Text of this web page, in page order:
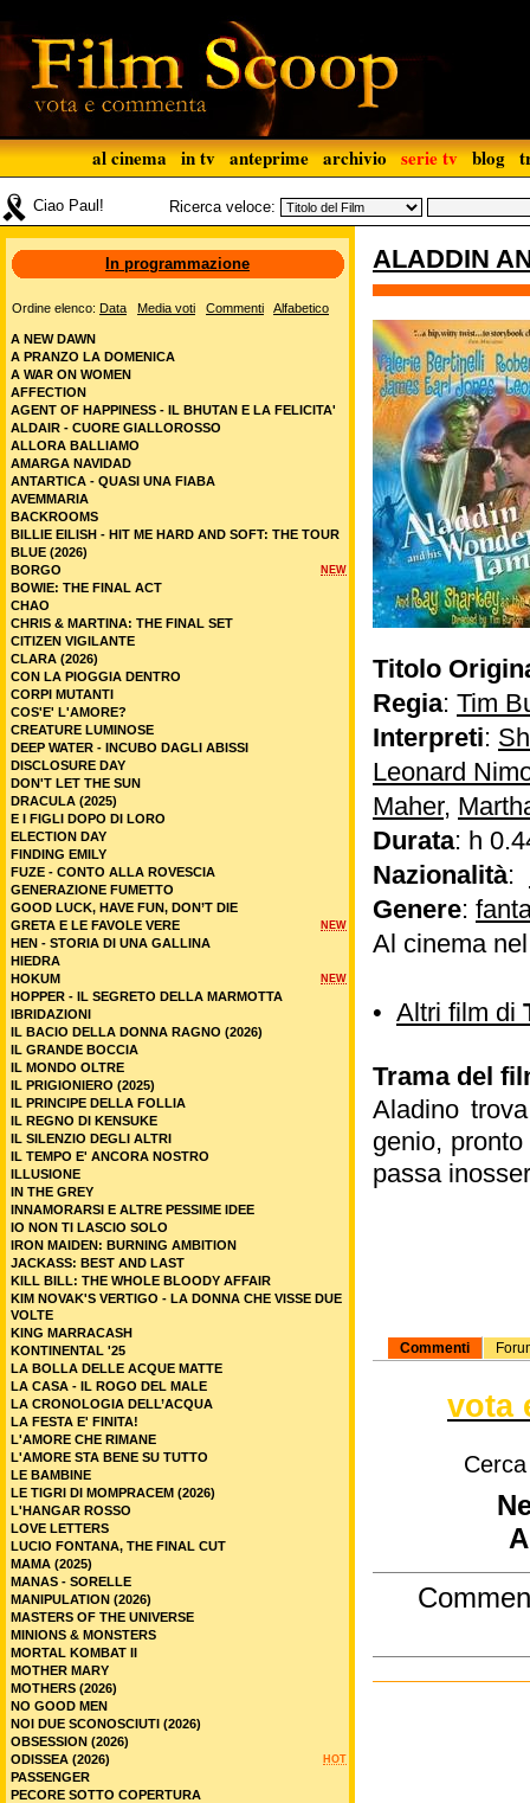
al cinema in tv anteprime archivio serie tv blog
Ciao Paul! Ricerca veloce:
ALADDIN
Titolo
Regia: Tim
Interpreti:
Leonard
Maher,
Durata: h
Nazionalità:
Genere:
Al cinema
• Altri film di
Trama del
Aladino
genio,
passa
Commenti
vota
In programmazione
Ordine elenco: Data Media voti Commenti Alfabetico
A NEW DAWN
A PRANZO LA DOMENICA
A WAR ON WOMEN
AFFECTION
AGENT OF HAPPINESS - IL BHUTAN E LA FELICITA'
ALDAIR - CUORE GIALLOROSSO
ALLORA BALLIAMO
AMARGA NAVIDAD
ANTARTICA - QUASI UNA FIABA
AVEMMARIA
BACKROOMS
BILLIE EILISH - HIT ME HARD AND SOFT: THE TOUR
BLUE (2026)
NEW
BORGO
BOWIE: THE FINAL ACT
CHAO
CHRIS & MARTINA: THE FINAL SET
CITIZEN VIGILANTE
CLARA (2026)
CON LA PIOGGIA DENTRO
CORPI MUTANTI
COS'E' L'AMORE?
CREATURE LUMINOSE
DEEP WATER - INCUBO DAGLI ABISSI
DISCLOSURE DAY
DON'T LET THE SUN
DRACULA (2025)
E I FIGLI DOPO DI LORO
ELECTION DAY
FINDING EMILY
FUZE - CONTO ALLA ROVESCIA
GENERAZIONE FUMETTO
GOOD LUCK, HAVE FUN, DON’T DIE
NEW
GRETA E LE FAVOLE VERE
HEN - STORIA DI UNA GALLINA
HIEDRA
NEW
HOKUM
HOPPER - IL SEGRETO DELLA MARMOTTA
IBRIDAZIONI
IL BACIO DELLA DONNA RAGNO (2026)
IL GRANDE BOCCIA
IL MONDO OLTRE
IL PRIGIONIERO (2025)
IL PRINCIPE DELLA FOLLIA
IL REGNO DI KENSUKE
IL SILENZIO DEGLI ALTRI
IL TEMPO E' ANCORA NOSTRO
ILLUSIONE
IN THE GREY
INNAMORARSI E ALTRE PESSIME IDEE
IO NON TI LASCIO SOLO
IRON MAIDEN: BURNING AMBITION
JACKASS: BEST AND LAST
KILL BILL: THE WHOLE BLOODY AFFAIR
KIM NOVAK'S VERTIGO - LA DONNA CHE VISSE DUE
VOLTE
KING MARRACASH
KONTINENTAL '25
LA BOLLA DELLE ACQUE MATTE
LA CASA - IL ROGO DEL MALE
LA CRONOLOGIA DELL’ACQUA
LA FESTA E' FINITA!
L'AMORE CHE RIMANE
L'AMORE STA BENE SU TUTTO
LE BAMBINE
LE TIGRI DI MOMPRACEM (2026)
L'HANGAR ROSSO
LOVE LETTERS
LUCIO FONTANA, THE FINAL CUT
MAMA (2025)
MANAS - SORELLE
MANIPULATION (2026)
MASTERS OF THE UNIVERSE
MINIONS & MONSTERS
MORTAL KOMBAT II
MOTHER MARY
MOTHERS (2026)
NO GOOD MEN
NOI DUE SCONOSCIUTI (2026)
OBSESSION (2026)
HOT
ODISSEA (2026)
PASSENGER
PECORE SOTTO COPERTURA